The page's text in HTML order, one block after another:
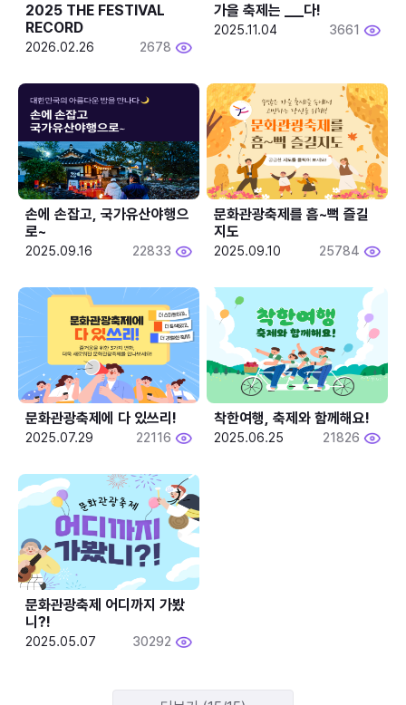
2025 THE FESTIVAL
RECORD
2026.02.26 2678
2025.11.04 3661
손에 손잡고, 국가유산야행으
로~
2025.09.16 22833
문화관광축제를 흠~뻑 즐길
지도
2025.09.10 25784
문화관광축제에 다 있쓰리!
2025.07.29 22116
착한여행, 축제와 함께해요!
2025.06.25 21826
문화관광축제 어디까지 가봤
니?!
2025.05.07 30292